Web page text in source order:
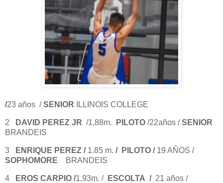
/23 años /SENIOR ILLINOIS COLLEGE
2 DAVID PEREZ JR /1,88m. PILOTO /22años /SENIOR
BRANDEIS
3 ENRIQUE PEREZ / 1.85 m. / PILOTO / 19 AÑOS /
SOPHOMORE BRANDEIS
4 EROS CARPIO /1,93m. / ESCOLTA / 21 años /